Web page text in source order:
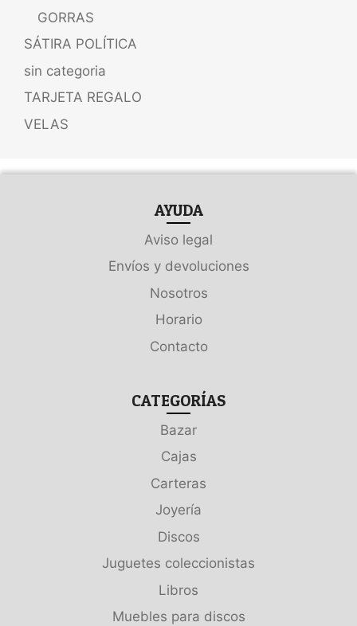
GORRAS
SÁTIRA POLÍTICA
sin categoria
TARJETA REGALO
VELAS
AYUDA
Aviso legal
Envíos y devoluciones
Nosotros
Horario
Contacto
CATEGORÍAS
Bazar
Cajas
Carteras
Joyería
Discos
Juguetes coleccionistas
Libros
Muebles para discos